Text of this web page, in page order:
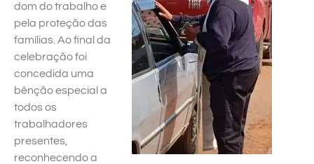
dom do trabalho e
pela proteção das
famílias. Ao final da
celebração foi
concedida uma
bênção especial a
todos os
trabalhadores
presentes,
reconhecendo a